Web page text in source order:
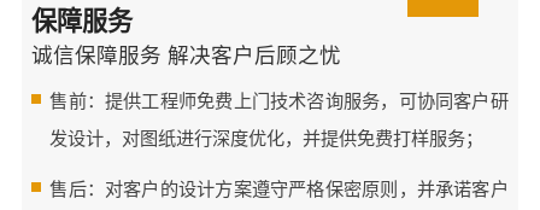
保障服务
诚信保障服务 解决客户后顾之忧
售前：提供工程师免费上门技术咨询服务，可协同客户研
发设计，对图纸进行深度优化，并提供免费打样服务；
售后：对客户的设计方案遵守严格保密原则，并承诺客户